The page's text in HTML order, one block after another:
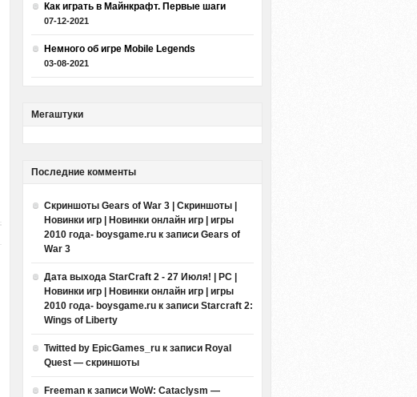
Как играть в Майнкрафт. Первые шаги
07-12-2021
Немного об игре Mobile Legends
03-08-2021
Мегаштуки
Последние комменты
Скриншоты Gears of War 3 | Скриншоты |
Новинки игр | Новинки онлайн игр | игры
2010 года- boysgame.ru к записи Gears of
War 3
Дата выхода StarCraft 2 - 27 Июля! | PC |
Новинки игр | Новинки онлайн игр | игры
2010 года- boysgame.ru к записи Starcraft 2:
Wings of Liberty
Twitted by EpicGames_ru к записи Royal
Quest — скриншоты
Freeman к записи WoW: Cataclysm —